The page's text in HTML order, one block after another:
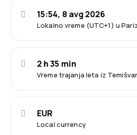
Lokalno vreme (UTC+1) u
15:54, 8 avg 2026
Vreme trajanja leta iz
2 h 35 min
Local currency
EUR